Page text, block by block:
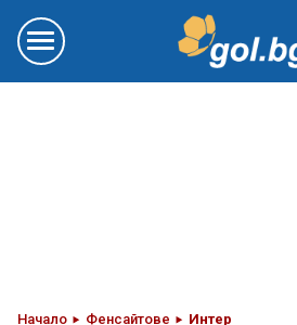
Начало Фенсайтове Интер